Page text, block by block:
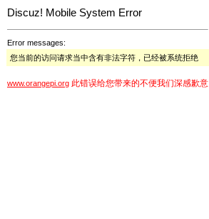
Discuz! Mobile System Error
Error messages:
您当前的访问请求当中含有非法字符，已经被系统拒绝
www.orangepi.org 此错误给您带来的不便我们深感歉意